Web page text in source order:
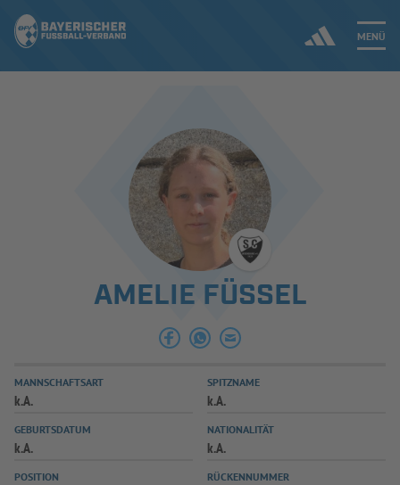
MENÜ
ERGEBNISSE & WETTBEWERBE
SPIELBETRIEB & VERBANDSLEBEN
AUSBILDUNG & FÖRDERUNG
SPIELPLUS
AMELIE FÜSSEL
MANNSCHAFTSART
k.A.
SPITZNAME
k.A.
GEBURTSDATUM
k.A.
NATIONALITÄT
k.A.
POSITION RÜCKENNUMMER